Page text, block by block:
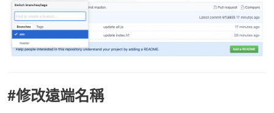
#修改遠端名稱